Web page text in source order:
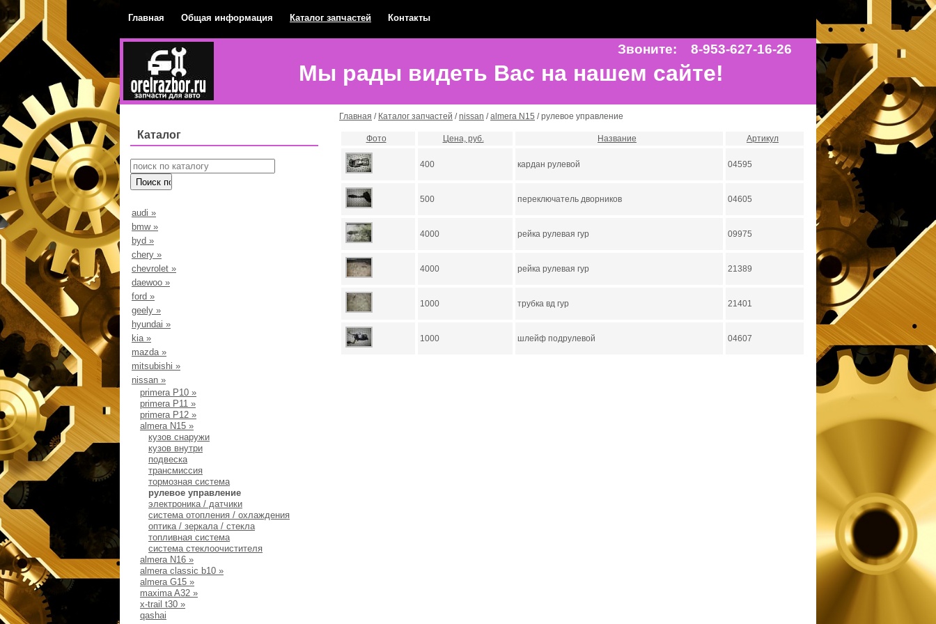
Главная Общая информация Каталог запчастей Контакты
Звоните: 8-953-627-16-26
Мы рады видеть Вас на нашем сайте!
Каталог
audi »
bmw»
byd »
chery »
chevrolet »
daewoo »
ford »
geely »
hyundai »
kia»
mazda»
mitsubishi »
nissan »
primera Р10 »
primera P11 »
primera P12 »
almera N15 »
кузов снаружи
кузов внутри
подвеска
трансмиссия
тормозная система
рулевое управление
электроника / датчики
система отопления / охлаждения
оптика / зеркала / стекла
топливная система
система стеклоочиcтителя
almera N16 »
almera classic b10 »
almera G15 »
maxima A32 »
x-trail t30 »
qashai
Главная / Каталог запчастей /nissan /almera N15 / рулевое управление
Фото Цена, руб. Название Артикул
400 кардан рулевой 04595
500 переключатель дворников 04605
4000 рейка рулевая гур 09975
4000 рейка рулевая гур 21389
1000 трубка вд гур 21401
1000 шлейф подрулевой 04607